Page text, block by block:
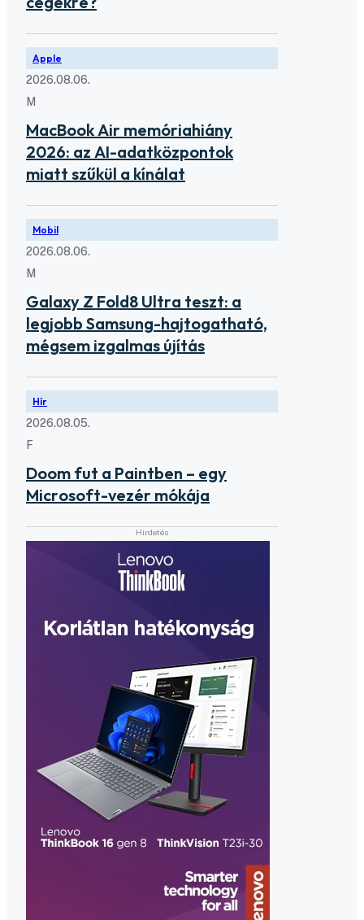
Apple
2026.08.06.
M
MacBook Air memóriahiány
2026: az AI-adatközpontok
miatt szűkül a kínálat
Mobil
2026.08.06.
M
Galaxy Z Fold8 Ultra teszt: a
legjobb Samsung-hajtogatható,
mégsem izgalmas újítás
Hír
2026.08.05.
F
Doom fut a Paintben – egy
Microsoft-vezér mókája